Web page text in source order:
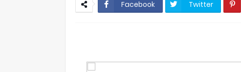
Facebook Twitter